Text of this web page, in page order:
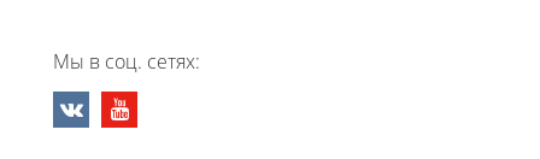
Мы в соц. сетях: